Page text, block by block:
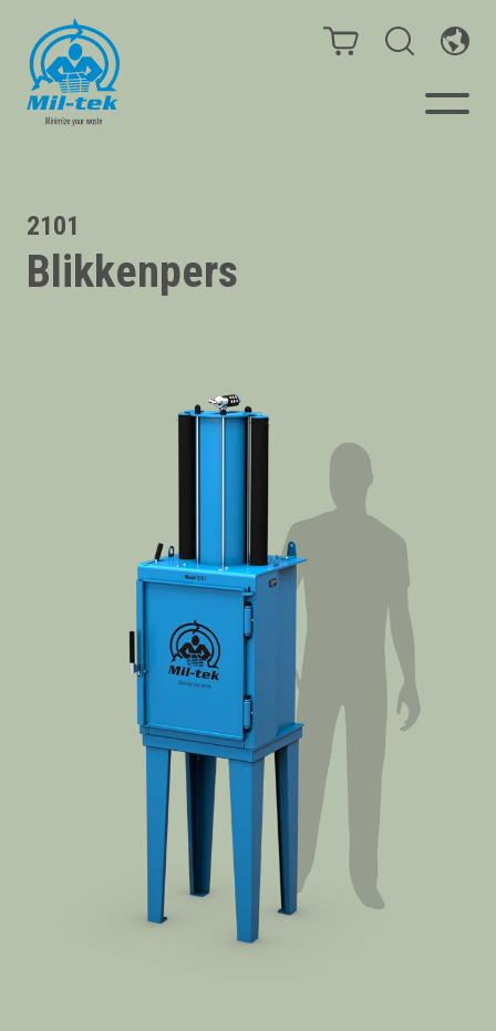
Uw onderneming
Materialen
Getuigenissen
Contact
2101
Blikkenpers